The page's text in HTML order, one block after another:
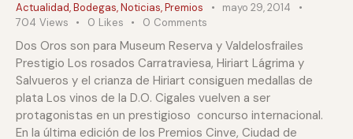
Actualidad,Bodegas,Noticias,Premios
mayo 29, 2014
704 Views 0 Likes 0 Comments
Dos Oros son para Museum Reserva y Valdelosfrailes
Prestigio Los rosados Carratraviesa, Hiriart Lágrima y
Salvueros y el crianza de Hiriart consiguen medallas de
plata Los vinos de la D.O. Cigales vuelven a ser
protagonistas en un prestigioso concurso internacional.
En la última edición de los Premios Cinve, Ciudad de